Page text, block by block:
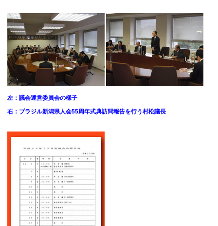
左：議会運営委員会の様子
右：ブラジル新潟県人会55周年式典訪問報告を行う村松議長